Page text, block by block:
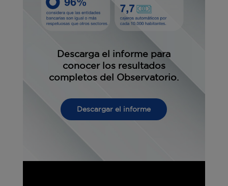
Descarga el informe para
conocer los resultados
completos del Observatorio.
Descargar el informe